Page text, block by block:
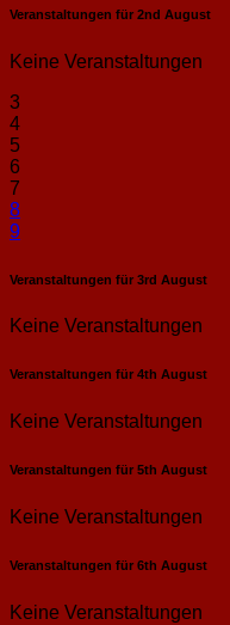
Veranstaltungen für 2nd August
Keine Veranstaltungen
3
4
5
6
7
8
9
Veranstaltungen für 3rd August
Keine Veranstaltungen
Veranstaltungen für 4th August
Keine Veranstaltungen
Veranstaltungen für 5th August
Keine Veranstaltungen
Veranstaltungen für 6th August
Keine Veranstaltungen